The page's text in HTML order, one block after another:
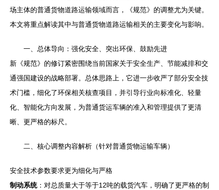
场主体的普通货物道路运输领域而言，《规范》的调整尤为关键。
本文将重点解读其中与普通货物道路运输相关的主要变化与影响。
一、总体导向：强化安全、突出环保、鼓励先进
新《规范》的修订紧密围绕当前国家关于安全生产、节能减排和交
通强国建设的战略部署。总体思路上，它进一步收严了部分安全技
术门槛，细化了环保相关核查项目，并引导行业向标准化、轻量
化、智能化方向发展，为普通货运车辆的准入和管理提供了更清
晰、更严格的标尺。
二、核心调整内容解析（针对普通货物运输车辆）
安全技术参数要求更为细化与严格
制动系统：对总质量大于等于12吨的载货汽车，明确了更严格的制